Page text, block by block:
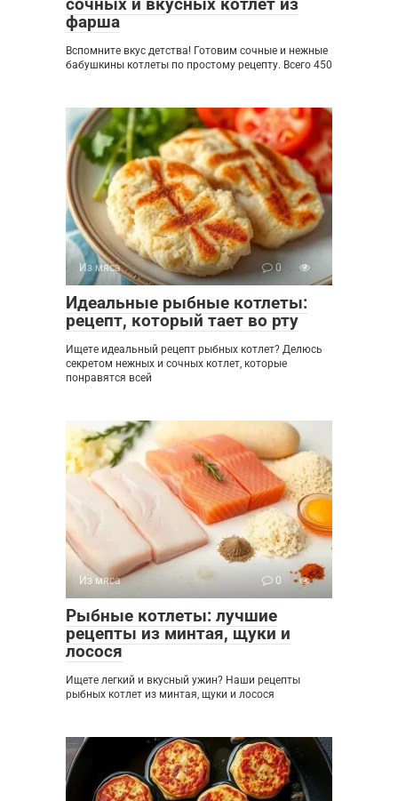
фарша
Вспомните вкус детства! Готовим сочные и нежные
бабушкины котлеты по простому рецепту. Всего 450
Из мяса 0
Идеальные рыбные котлеты:
рецепт, который тает во рту
Ищете идеальный рецепт рыбных котлет? Делюсь
секретом нежных и сочных котлет, которые
понравятся всей
Из мяса 0
Рыбные котлеты: лучшие
рецепты из минтая, щуки и
лосося
Ищете легкий и вкусный ужин? Наши рецепты
рыбных котлет из минтая, щуки и лосося